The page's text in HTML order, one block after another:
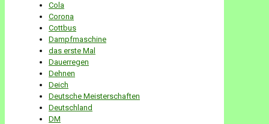
Cola
Corona
Cottbus
Dampfmaschine
das erste Mal
Dauerregen
Dehnen
Deich
Deutsche Meisterschaften
Deutschland
DM